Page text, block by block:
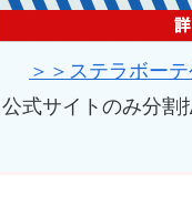
＞＞ステラボー
公式サイトのみ分割